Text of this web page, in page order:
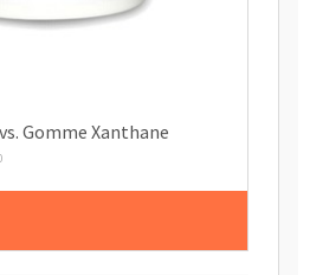
Gomme Xanthane